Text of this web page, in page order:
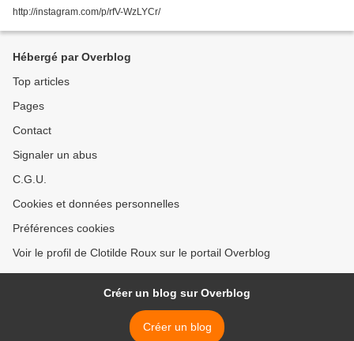
http://instagram.com/p/rfV-WzLYCr/
Hébergé par Overblog
Top articles
Pages
Contact
Signaler un abus
C.G.U.
Cookies et données personnelles
Préférences cookies
Voir le profil de Clotilde Roux sur le portail Overblog
Créer un blog sur Overblog
Créer un blog